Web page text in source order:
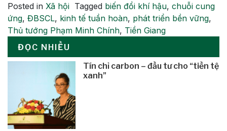
Posted in Xã hội Tagged biến đổi khí hậu, chuỗi cung
ứng, ĐBSCL, kinh tế tuần hoàn, phát triển bền vững,
Thủ tướng Phạm Minh Chính, Tiền Giang
ĐỌC NHIỀU
Tín chỉ carbon – đầu tư cho “tiền tệ
xanh”